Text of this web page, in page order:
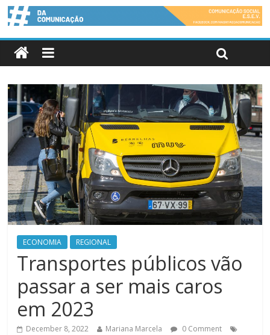
ECONOMIA REGIONAL
Transportes públicos vão
passar a ser mais caros
em 2023
December 8, 2022 Mariana Marcela
0 Comment